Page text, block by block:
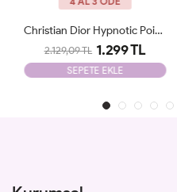
Amouage Guidance EDP 100 Ml Tester
2.199,09 TL 1.749 TL
SEPETE EKLE